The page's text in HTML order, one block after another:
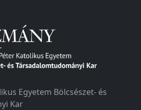
Egyetem Bölcsészet- és
Kar